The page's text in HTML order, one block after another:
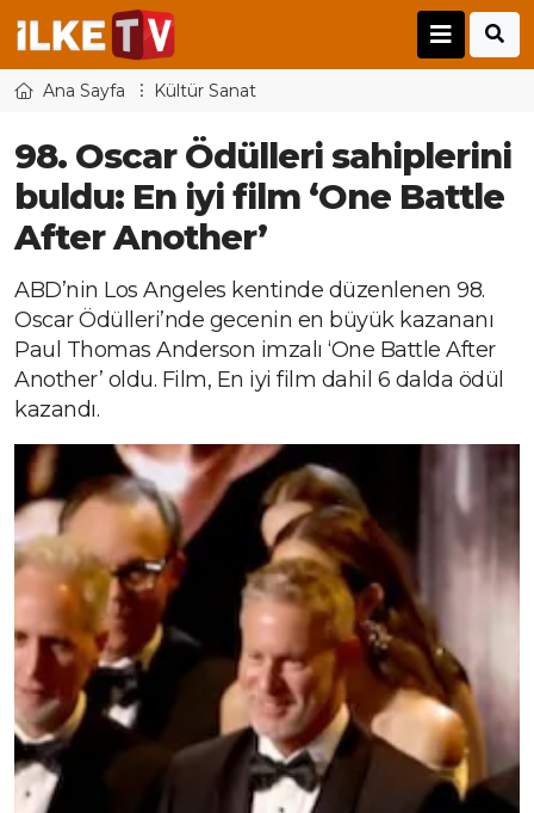
Ana Sayfa Kültür Sanat
98. Oscar Ödülleri sahiplerini
buldu: En iyi film ‘One Battle
After Another’
ABD’nin Los Angeles kentinde düzenlenen 98.
Oscar Ödülleri’nde gecenin en büyük kazananı
Paul Thomas Anderson imzalı ‘One Battle After
Another’ oldu. Film, En iyi film dahil 6 dalda ödül
kazandı.